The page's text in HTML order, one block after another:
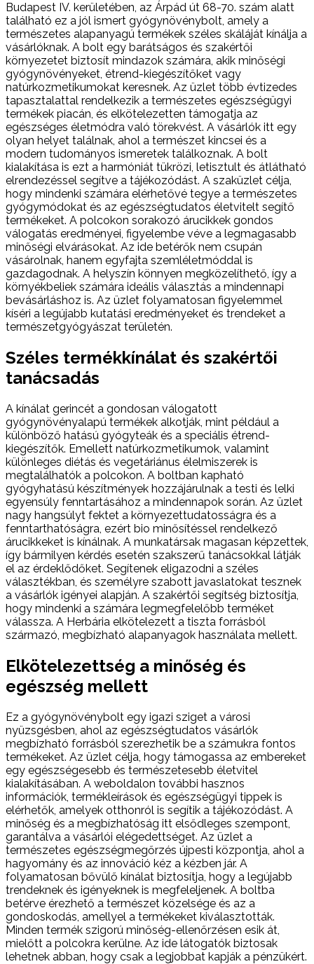
Budapest IV. kerületében, az Árpád út 68-70. szám alatt
található ez a jól ismert gyógynövénybolt, amely a
természetes alapanyagú termékek széles skáláját kínálja a
vásárlóknak. A bolt egy barátságos és szakértői
környezetet biztosít mindazok számára, akik minőségi
gyógynövényeket, étrend-kiegészítőket vagy
natúrkozmetikumokat keresnek. Az üzlet több évtizedes
tapasztalattal rendelkezik a természetes egészségügyi
termékek piacán, és elkötelezetten támogatja az
egészséges életmódra való törekvést. A vásárlók itt egy
olyan helyet találnak, ahol a természet kincsei és a
modern tudományos ismeretek találkoznak. A bolt
kialakítása is ezt a harmóniát tükrözi, letisztult és átlátható
elrendezéssel segítve a tájékozódást. A szaküzlet célja,
hogy mindenki számára elérhetővé tegye a természetes
gyógymódokat és az egészségtudatos életvitelt segítő
termékeket. A polcokon sorakozó árucikkek gondos
válogatás eredményei, figyelembe véve a legmagasabb
minőségi elvárásokat. Az ide betérők nem csupán
vásárolnak, hanem egyfajta szemléletmóddal is
gazdagodnak. A helyszín könnyen megközelíthető, így a
környékbeliek számára ideális választás a mindennapi
bevásárláshoz is. Az üzlet folyamatosan figyelemmel
kíséri a legújabb kutatási eredményeket és trendeket a
természetgyógyászat területén.
Széles termékkínálat és szakértői
tanácsadás
A kínálat gerincét a gondosan válogatott
gyógynövényalapú termékek alkotják, mint például a
különböző hatású gyógyteák és a speciális étrend-
kiegészítők. Emellett natúrkozmetikumok, valamint
különleges diétás és vegetáriánus élelmiszerek is
megtalálhatók a polcokon. A boltban kapható
gyógyhatású készítmények hozzájárulnak a testi és lelki
egyensúly fenntartásához a mindennapok során. Az üzlet
nagy hangsúlyt fektet a környezettudatosságra és a
fenntarthatóságra, ezért bio minősítéssel rendelkező
árucikkeket is kínálnak. A munkatársak magasan képzettek,
így bármilyen kérdés esetén szakszerű tanácsokkal látják
el az érdeklődőket. Segítenek eligazodni a széles
választékban, és személyre szabott javaslatokat tesznek
a vásárlók igényei alapján. A szakértői segítség biztosítja,
hogy mindenki a számára legmegfelelőbb terméket
válassza. A Herbária elkötelezett a tiszta forrásból
származó, megbízható alapanyagok használata mellett.
Elkötelezettség a minőség és
egészség mellett
Ez a gyógynövénybolt egy igazi sziget a városi
nyüzsgésben, ahol az egészségtudatos vásárlók
megbízható forrásból szerezhetik be a számukra fontos
termékeket. Az üzlet célja, hogy támogassa az embereket
egy egészségesebb és természetesebb életvitel
kialakításában. A weboldalon további hasznos
információk, termékleírások és egészségügyi tippek is
elérhetők, amelyek otthonról is segítik a tájékozódást. A
minőség és a megbízhatóság itt elsődleges szempont,
garantálva a vásárlói elégedettséget. Az üzlet a
természetes egészségmegőrzés újpesti központja, ahol a
hagyomány és az innováció kéz a kézben jár. A
folyamatosan bővülő kínálat biztosítja, hogy a legújabb
trendeknek és igényeknek is megfeleljenek. A boltba
betérve érezhető a természet közelsége és az a
gondoskodás, amellyel a termékeket kiválasztották.
Minden termék szigorú minőség-ellenőrzésen esik át,
mielőtt a polcokra kerülne. Az ide látogatók biztosak
lehetnek abban, hogy csak a legjobbat kapják a pénzükért.